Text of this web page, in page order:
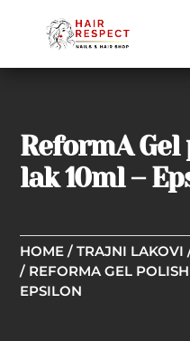
ReformA
lak 10ml –
HOME /TRAJNI LAKOVI
/ REFORMA GEL
EPSILON